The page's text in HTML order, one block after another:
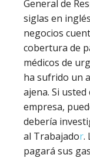
General de
siglas en
negocios
cobertura de
médicos de
ha sufrido un
ajena. Si
empresa,
debería
al Trabajador.
pagará sus